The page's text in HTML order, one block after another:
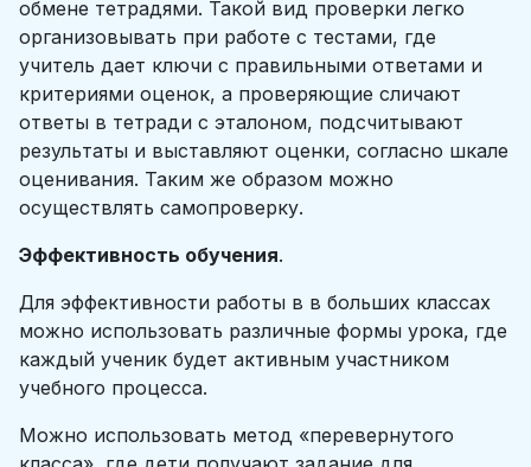
обмене тетрадями. Такой вид проверки легко
организовывать при работе с тестами, где
учитель дает ключи с правильными ответами и
критериями оценок, а проверяющие сличают
ответы в тетради с эталоном, подсчитывают
результаты и выставляют оценки, согласно шкале
оценивания. Таким же образом можно
осуществлять самопроверку.
Эффективность обучения.
Для эффективности работы в в больших классах
можно использовать различные формы урока, где
каждый ученик будет активным участником
учебного процесса.
Можно использовать метод «перевернутого